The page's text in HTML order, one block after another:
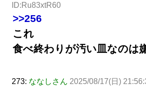
ID:Ru83xtR60
>>256
これ
食べ終わりが汚い皿なのは
273: ななしさん 2025/08/17(日)